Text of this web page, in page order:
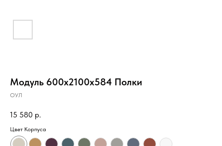
Модуль 600х2100х584 Полки
ОУЛ
15 580 р.
Цвет Корпуса